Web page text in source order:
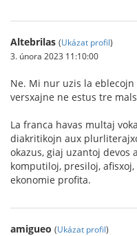
Altebrilas (Ukázat profil)
3. února 2023 11:10:00
Ne. Mi nur uzis la
versxajne ne estus tre
La franca havas multaj
diakritikojn aux
okazus, giaj uzantoj
komputiloj, presiloj,
ekonomie profita.
amigueo (Ukázat profil)